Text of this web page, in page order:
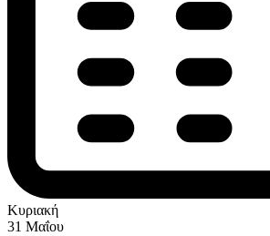
Κυριακή
31 Μαΐου